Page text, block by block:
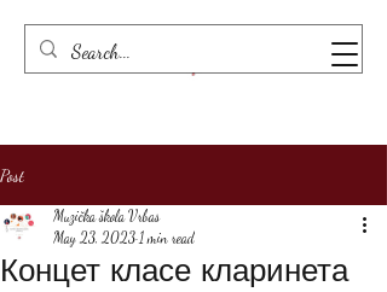
Post
Концет класе кларинета
Muzička škola Vrbas
May 23, 2023 1 min read